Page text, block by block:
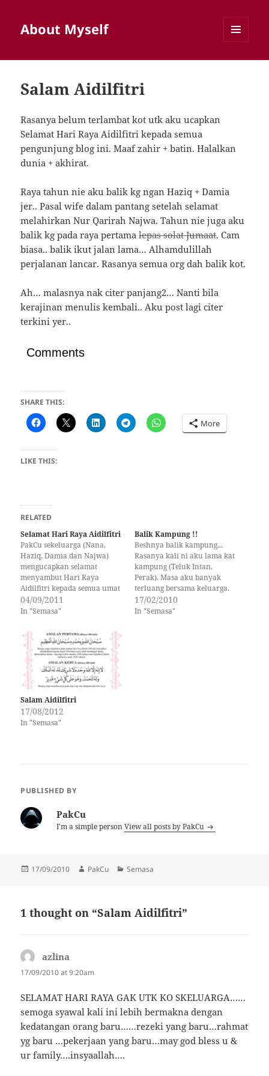
About Myself
Salam Aidilfitri
Rasanya belum terlambat kot utk aku ucapkan
Selamat Hari Raya Aidilfitri kepada semua
pengunjung blog ini. Maaf zahir + batin. Halalkan
dunia + akhirat.
Raya tahun nie aku balik kg ngan Haziq + Damia
jer.. Pasal wife dalam pantang setelah selamat
melahirkan Nur Qarirah Najwa. Tahun nie juga aku
balik kg pada raya pertamalepas solat Jumaat. Cam
biasa.. balik ikut jalan lama… Alhamdulillah
perjalanan lancar. Rasanya semua org dah balik kot.
Ah… malasnya nak citer panjang2… Nanti bila
kerajinan menulis kembali.. Aku post lagi citer
terkini yer..
Comments
SHARE THIS:
More
LIKE THIS:
RELATED
Selamat Hari Raya Aidilfitri
PakCu sekeluarga (Nana,
Haziq, Damia dan Najwa)
mengucapkan selamat
menyambut Hari Raya
Aidilfitri kepada semua umat
Islam. Semoga raya tahun ni
lebih bermakna kepada kita
04/09/2011
In "Semasa"
Balik Kampung !!
Beshnya balik kampung...
Rasanya kali ni aku lama kat
kampung (Teluk Intan,
Perak). Masa aku banyak
terluang bersama keluarga.
Meskipun, Mak Mok telah
tiada, namun suasana dan
17/02/2010
In "Semasa"
Salam Aidilfitri
17/08/2012
In "Semasa"
PUBLISHED BY
PakCu
I'm a simple personView all posts by PakCu
Posted
17/09/2010 Author
PakCu Categories
Semasa
1 thought on “Salam Aidilfitri”
azlina
17/09/2010 at 9:20am
SELAMAT HARI RAYA GAK UTK KO SKELUARGA……
semoga syawal kali ini lebih bermakna dengan
kedatangan orang baru……rezeki yang baru…rahmat
yg baru …pekerjaan yang baru…may god bless u &
ur family….insyaallah….